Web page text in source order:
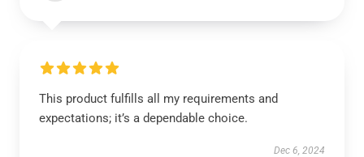
This product fulfills all my requirements and
expectations; it’s a dependable choice.
Dec 6, 2024